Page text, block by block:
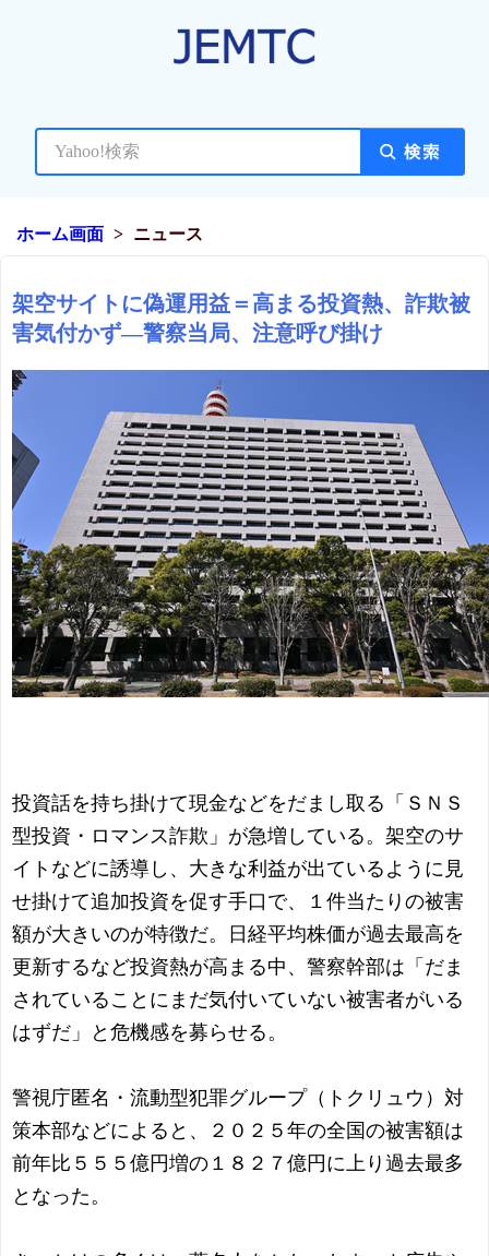
ホーム画面 ニュース
架空サイトに偽運用益＝高まる投資熱、詐欺被
害気付かず―警察当局、注意呼び掛け
投資話を持ち掛けて現金などをだまし取る「ＳＮＳ
型投資・ロマンス詐欺」が急増している。架空のサ
イトなどに誘導し、大きな利益が出ているように見
せ掛けて追加投資を促す手口で、１件当たりの被害
額が大きいのが特徴だ。日経平均株価が過去最高を
更新するなど投資熱が高まる中、警察幹部は「だま
されていることにまだ気付いていない被害者がいる
はずだ」と危機感を募らせる。
警視庁匿名・流動型犯罪グループ（トクリュウ）対
策本部などによると、２０２５年の全国の被害額は
前年比５５５億円増の１８２７億円に上り過去最多
となった。